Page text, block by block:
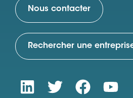
Nous contacter
Rechercher une